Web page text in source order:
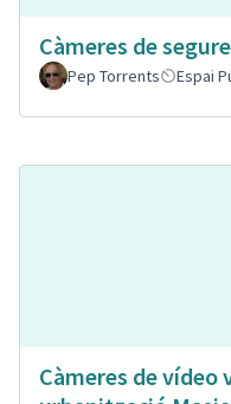
Càmeres de
Pep Torrents
Espai
Càmeres de vídeo